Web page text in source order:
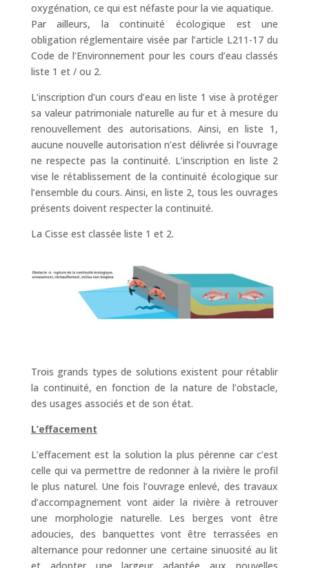
oxygénation, ce qui est néfaste pour la vie aquatique.
Par ailleurs, la continuité écologique est une
obligation réglementaire visée par l’article L211-17 du
Code de l’Environnement pour les cours d’eau classés
liste 1 et / ou 2.
L’inscription d’un cours d’eau en liste 1 vise à protéger
sa valeur patrimoniale naturelle au fur et à mesure du
renouvellement des autorisations. Ainsi, en liste 1,
aucune nouvelle autorisation n’est délivrée si l’ouvrage
ne respecte pas la continuité. L’inscription en liste 2
vise le rétablissement de la continuité écologique sur
l’ensemble du cours. Ainsi, en liste 2, tous les ouvrages
présents doivent respecter la continuité.
La Cisse est classée liste 1 et 2.
Trois grands types de solutions existent pour rétablir
la continuité, en fonction de la nature de l’obstacle,
des usages associés et de son état.
L’effacement
L’effacement est la solution la plus pérenne car c’est
celle qui va permettre de redonner à la rivière le profil
le plus naturel. Une fois l’ouvrage enlevé, des travaux
d’accompagnement vont aider la rivière à retrouver
une morphologie naturelle. Les berges vont être
adoucies, des banquettes vont être terrassées en
alternance pour redonner une certaine sinuosité au lit